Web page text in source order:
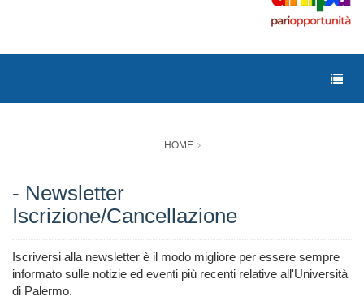
HOME
- Newsletter
Iscrizione/Cancellazione
Iscriversi alla newsletter è il modo migliore per essere sempre
informato sulle notizie ed eventi più recenti relative all'Università
di Palermo.